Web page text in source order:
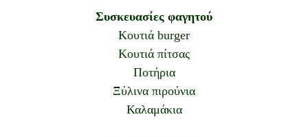
Συσκευασίες φαγητού
Κουτιά burger
Κουτιά πίτσας
Ποτήρια
Ξύλινα πιρούνια
Καλαμάκια